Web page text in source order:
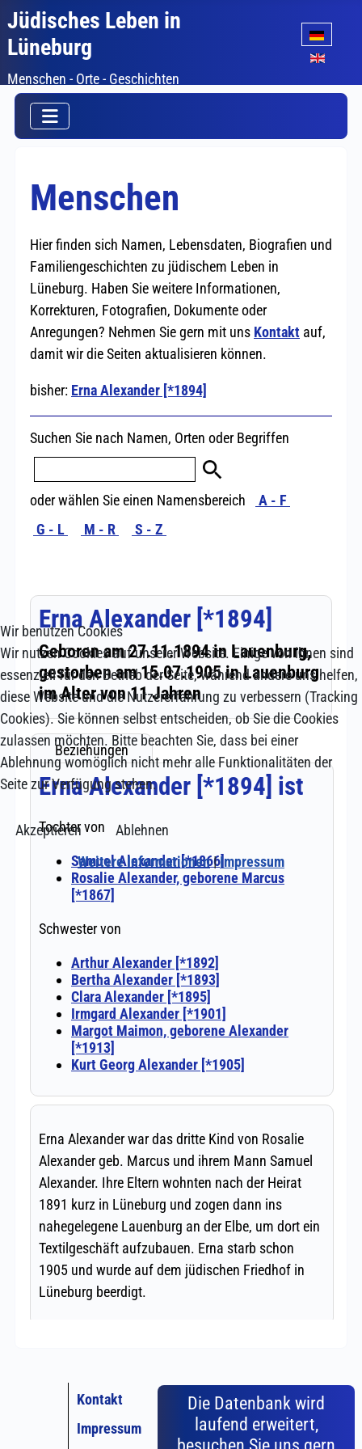
Jüdisches Leben in
Lüneburg
Menschen - Orte - Geschichten
Sprache
Kontakt
Impressum
Die Datenbank wird
laufend erweitert,
Wir benutzen Cookies
Wir nutzen Cookies auf unserer Website. Einige von ihnen sind
essenziell für den Betrieb der Seite, während andere uns helfen,
diese Website und die Nutzererfahrung zu verbessern (Tracking
Cookies). Sie können selbst entscheiden, ob Sie die Cookies
zulassen möchten. Bitte beachten Sie, dass bei einer
Ablehnung womöglich nicht mehr alle Funktionalitäten der
Seite zur Verfügung stehen.
Akzeptieren
Ablehnen
Weitere Informationen|Impressum